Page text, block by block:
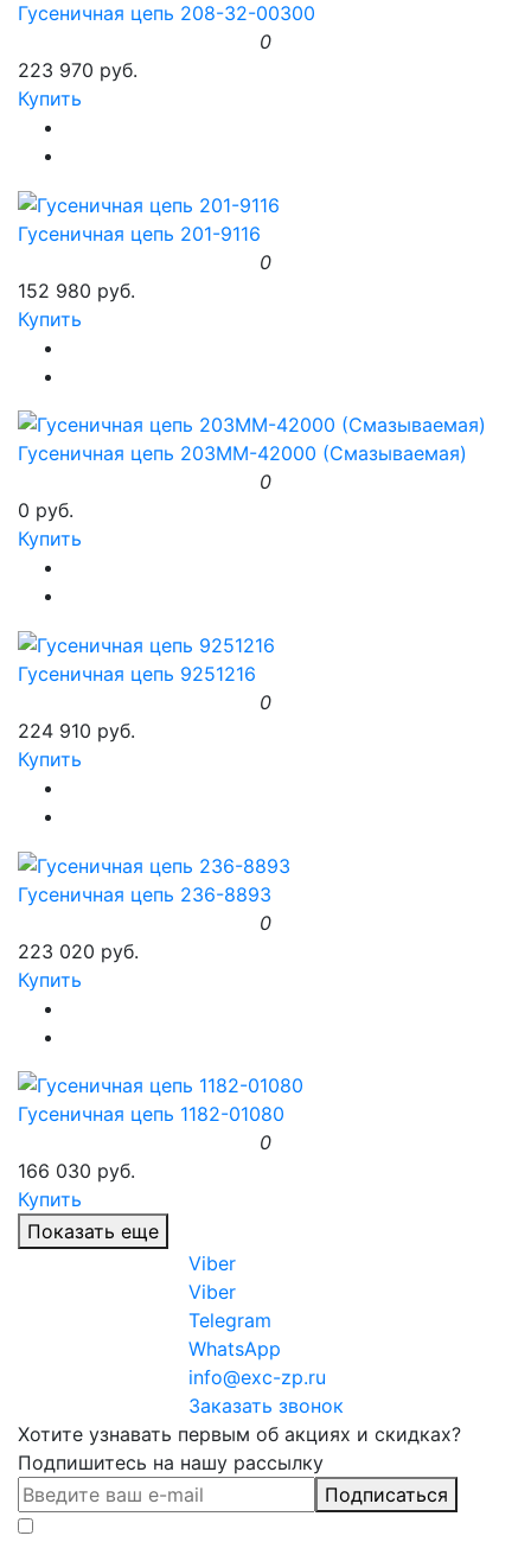
Гусеничная цепь 208-32-00300
0
223 970 руб.
Купить
Гусеничная цепь 201-9116
0
152 980 руб.
Купить
Гусеничная цепь 203MM-42000 (Смазываемая)
0
0 руб.
Купить
Гусеничная цепь 9251216
0
224 910 руб.
Купить
Гусеничная цепь 236-8893
0
223 020 руб.
Купить
Гусеничная цепь 1182-01080
0
166 030 руб.
Купить
Показать еще
Viber
Viber
Telegram
WhatsApp
info@exc-zp.ru
Заказать звонок
Хотите узнавать первым об акциях и скидках?
Подпишитесь на нашу рассылку
Подписаться